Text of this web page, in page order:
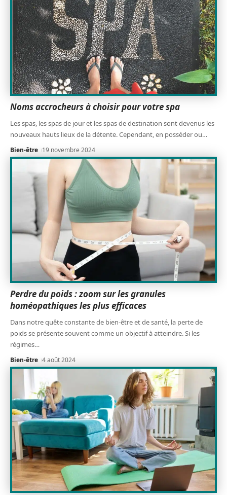
Noms accrocheurs à choisir pour votre spa
Les spas, les spas de jour et les spas de destination sont devenus les
nouveaux hauts lieux de la détente. Cependant, en posséder ou…
Bien-être 19 novembre 2024
Perdre du poids : zoom sur les granules
homéopathiques les plus efficaces
Dans notre quête constante de bien-être et de santé, la perte de
poids se présente souvent comme un objectif à atteindre. Si les
régimes…
Bien-être 4 août 2024